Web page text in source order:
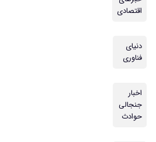
اقتصادی
دنیای
فناوری
اخبار
جنجالی
حوادث